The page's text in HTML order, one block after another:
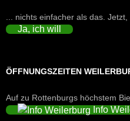
... nichts einfacher als das.
Ja, ich will
ÖFFNUNGSZEITEN
Auf zu Rottenburgs höchstem
Info